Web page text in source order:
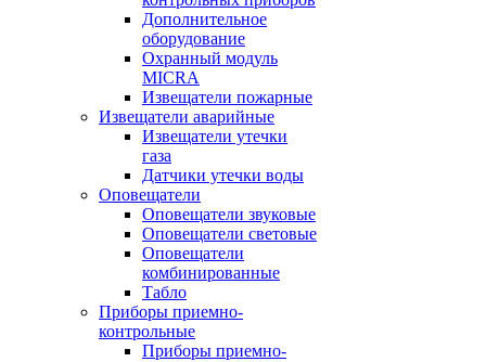
Дополнительное
оборудование
Охранный модуль
MICRA
Извещатели пожарные
Извещатели аварийные
Извещатели утечки
газа
Датчики утечки воды
Оповещатели
Оповещатели звуковые
Оповещатели световые
Оповещатели
комбинированные
Табло
Приборы приемно-
контрольные
Приборы приемно-